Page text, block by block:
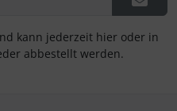
kann jederzeit hier oder in
abbestellt werden.